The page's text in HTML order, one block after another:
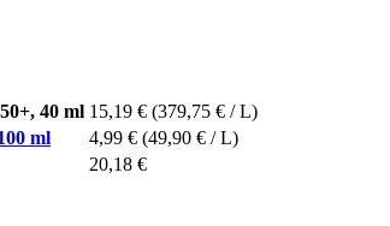
40 ml 15,19 € (379,75 € / L)
ml
4,99 € (49,90 € / L)
20,18 €